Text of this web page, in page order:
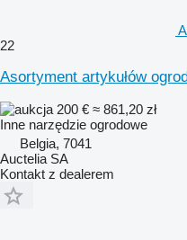
22
Asortyment artykułów
200 € ≈ 861,20 zł
Inne narzędzie ogrodowe
Belgia, 7041
Auctelia SA
Kontakt z dealerem